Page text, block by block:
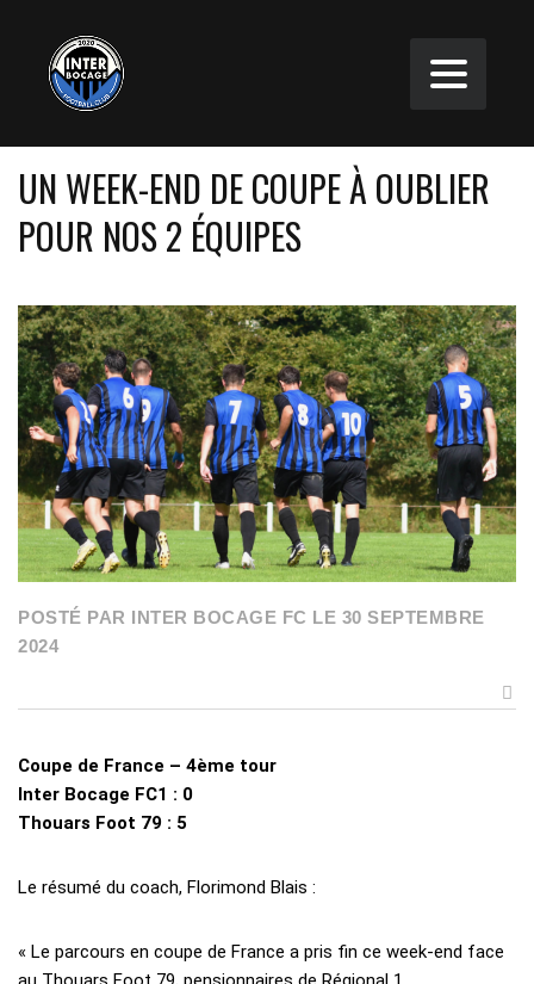
UN WEEK-END DE COUPE À OUBLIER
POUR NOS 2 ÉQUIPES
POSTÉ PAR INTER BOCAGE FC LE 30 SEPTEMBRE
2024
Coupe de France – 4ème tour
Inter Bocage FC1 : 0
Thouars Foot 79 : 5
Le résumé du coach, Florimond Blais :
« Le parcours en coupe de France a pris fin ce week-end face